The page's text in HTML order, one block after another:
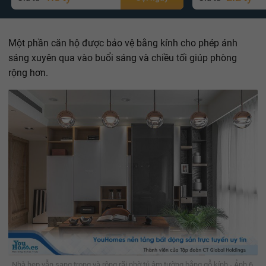
Một phần căn hộ được bảo vệ bằng kính cho phép ánh
sáng xuyên qua vào buổi sáng và chiều tối giúp phòng
rộng hơn.